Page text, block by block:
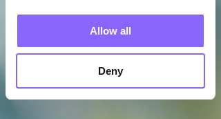
Allow all
Deny
angekommen, fiel sofort auf, dass wir in der
französischsprachigen Schweiz gelandet
waren. Obwohl nur einen Katzensprung von
anders: die Gassen, die Farben, die